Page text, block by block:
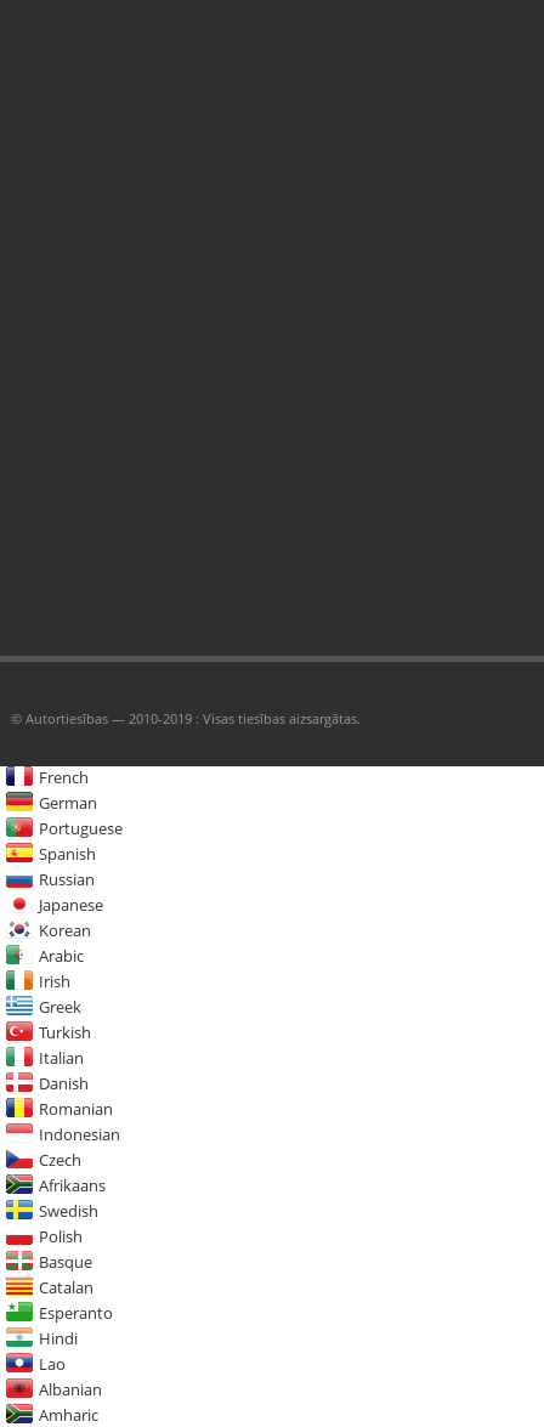
© Autortiesības — 2010-2019 : Visas tiesības aizsargātas.
French
German
Portuguese
Spanish
Russian
Japanese
Korean
Arabic
Irish
Greek
Turkish
Italian
Danish
Romanian
Indonesian
Czech
Afrikaans
Swedish
Polish
Basque
Catalan
Esperanto
Hindi
Lao
Albanian
Amharic